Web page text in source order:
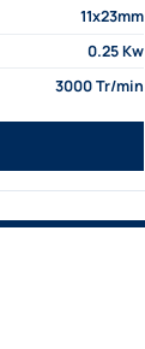
11x23mm
0.25 Kw
3000 Tr/min